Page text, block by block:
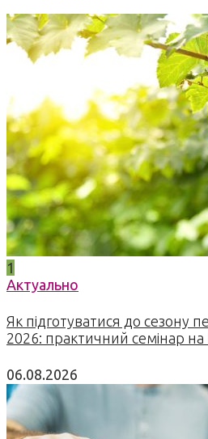
1
Актуально
Як підготуватися до сезону
2026: практичний семінар на
06.08.2026